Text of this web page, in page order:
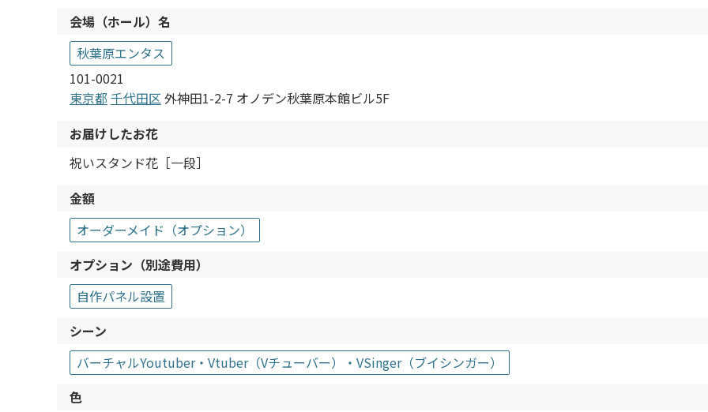
会場（ホール）名
秋葉原エンタス
101-0021
東京都千代田区外神田1-2-7 オノデン秋葉原本館ビル5F
お届けしたお花
祝いスタンド花［一段］
金額
オーダーメイド（オプション）
オプション（別途費用）
自作パネル設置
シーン
バーチャルYoutuber・Vtuber（Vチューバー）・VSinger（ブイシンガー）
色